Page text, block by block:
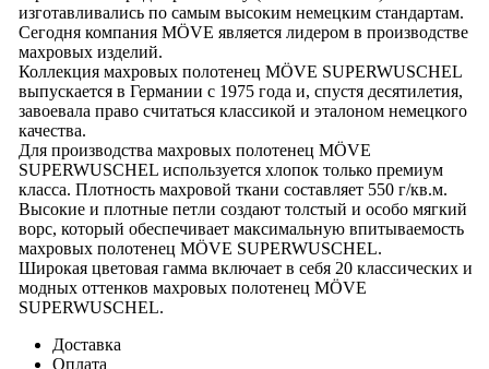
изготавливались по самым высоким немецким стандартам.
Сегодня компания MÖVE является лидером в производстве
махровых изделий.
Коллекция махровых полотенец MÖVE SUPERWUSCHEL
выпускается в Германии с 1975 года и, спустя десятилетия,
завоевала право считаться классикой и эталоном немецкого
качества.
Для производства махровых полотенец MÖVE
SUPERWUSCHEL используется хлопок только премиум
класса. Плотность махровой ткани составляет 550 г/кв.м.
Высокие и плотные петли создают толстый и особо мягкий
ворс, который обеспечивает максимальную впитываемость
махровых полотенец MÖVE SUPERWUSCHEL.
Широкая цветовая гамма включает в себя 20 классических и
модных оттенков махровых полотенец MÖVE
SUPERWUSCHEL.
Доставка
Оплата